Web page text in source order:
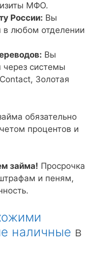
МФО.
России: Вы
в любом отделении
Вы
через системы
Золотая
обязательно
процентов и
займа! Просрочка
и пеням,
наличные в